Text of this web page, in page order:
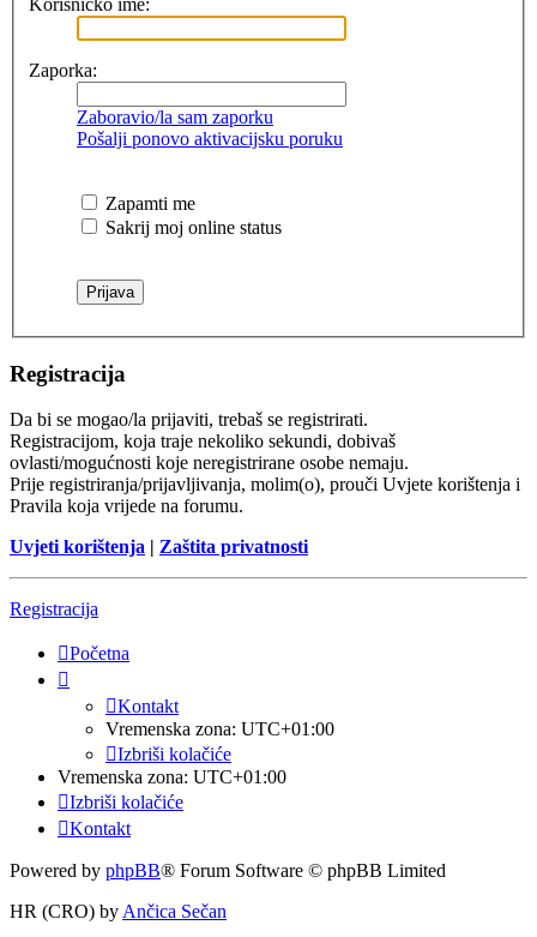
Zaporka:
Zaboravio/la sam zaporku
Pošalji ponovo aktivacijsku poruku
Zapamti me
Sakrij moj online status
Registracija
Da bi se mogao/la prijaviti, trebaš se registrirati.
Registracijom, koja traje nekoliko sekundi, dobivaš
ovlasti/mogućnosti koje neregistrirane osobe nemaju.
Prije registriranja/prijavljivanja, molim(o), prouči Uvjete korištenja i
Pravila koja vrijede na forumu.
Uvjeti korištenja | Zaštita privatnosti
Registracija
Početna
Kontakt
Vremenska zona: UTC+01:00
Izbriši kolačiće
Vremenska zona: UTC+01:00
Izbriši kolačiće
Kontakt
Powered by phpBB® Forum Software © phpBB Limited
HR (CRO) by Ančica Sečan